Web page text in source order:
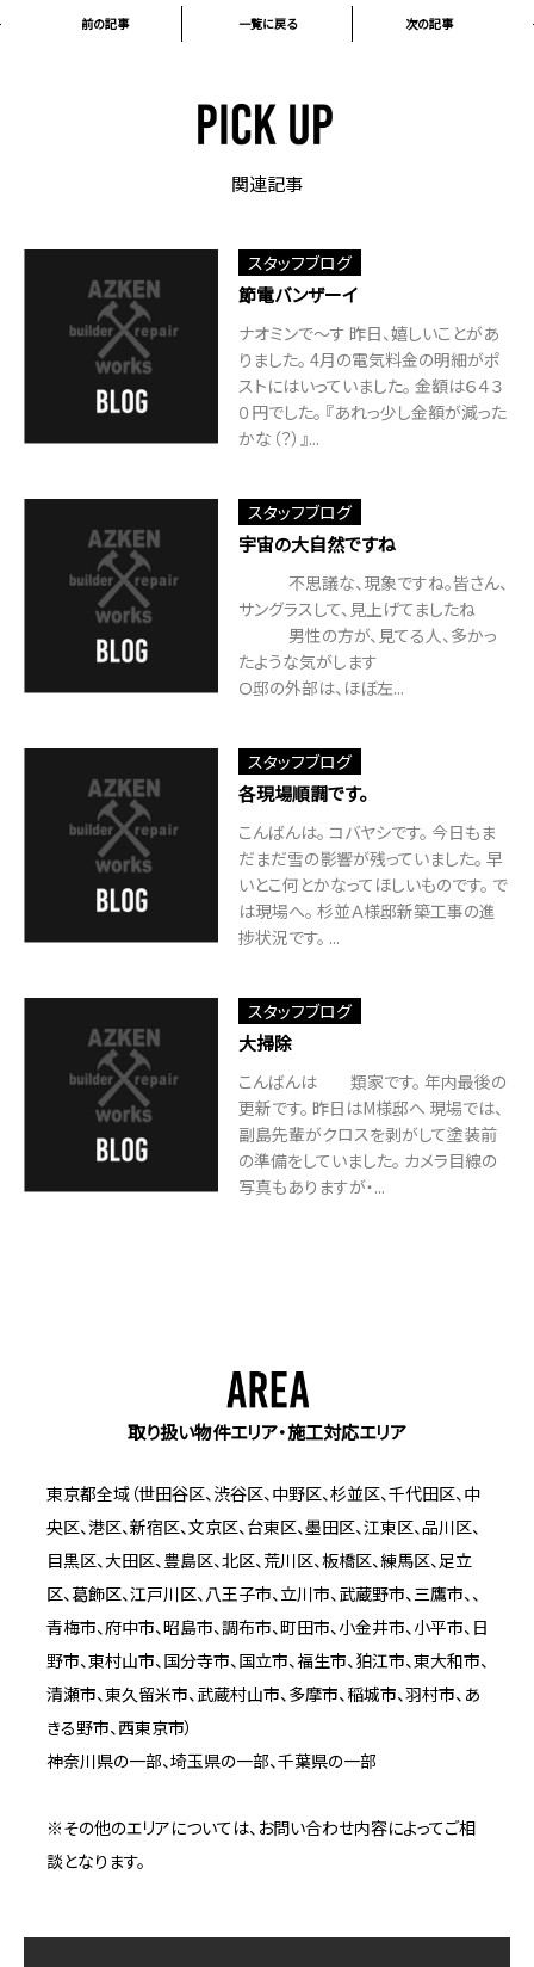
前の記事 一覧に戻る 次の記事
関連記事
スタッフブログ
節電バンザーイ
ナオミンで～す 昨日、嬉しいことがあ
りました。 4月の電気料金の明細がポ
ストにはいっていました。 金額は６４３
０円でした。 『あれっ少し金額が減った
かな（？）』...
スタッフブログ
宇宙の大自然ですね
不思議な、現象ですね。皆さん、
サングラスして、見上げてましたね
男性の方が、見てる人、多かっ
たような気がします
Ｏ邸の外部は、ほぼ左...
スタッフブログ
各現場順調です。
こんばんは。 コバヤシです。 今日もま
だまだ雪の影響が残っていました。 早
いとこ何とかなってほしいものです。 で
は現場へ。 杉並Ａ様邸新築工事の進
捗状況です。 ...
スタッフブログ
大掃除
こんばんは 類家です。 年内最後の
更新です。 昨日はM様邸へ 現場では、
副島先輩がクロスを剥がして塗装前
の準備をしていました。 カメラ目線の
写真もありますが・...
取り扱い物件エリア・施工対応エリア
東京都全域（世田谷区、渋谷区、中野区、杉並区、千代田区、中
央区、港区、新宿区、文京区、台東区、墨田区、江東区、品川区、
目黒区、大田区、豊島区、北区、荒川区、板橋区、練馬区、足立
区、葛飾区、江戸川区、八王子市、立川市、武蔵野市、三鷹市、、
青梅市、府中市、昭島市、調布市、町田市、小金井市、小平市、日
野市、東村山市、国分寺市、国立市、福生市、狛江市、東大和市、
清瀬市、東久留米市、武蔵村山市、多摩市、稲城市、羽村市、あ
きる野市、西東京市）
神奈川県の一部、埼玉県の一部、千葉県の一部
※その他のエリアについては、お問い合わせ内容によってご相
談となります。